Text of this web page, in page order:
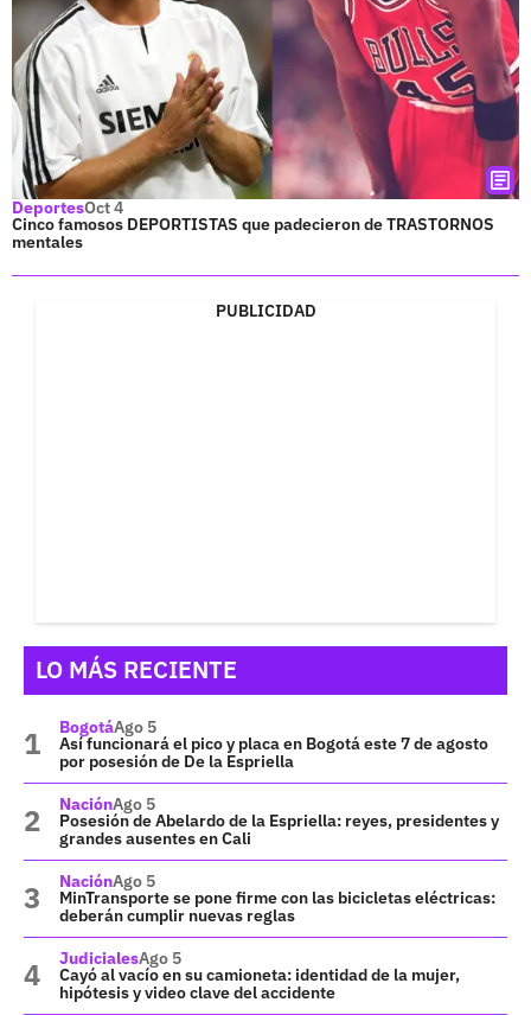
DeportesOct 4
Cinco famosos DEPORTISTAS que padecieron de TRASTORNOS
mentales
PUBLICIDAD
LO MÁS RECIENTE
BogotáAgo 5
Así funcionará el pico y placa en Bogotá este 7 de agosto
por posesión de De la Espriella
NaciónAgo 5
Posesión de Abelardo de la Espriella: reyes, presidentes y
grandes ausentes en Cali
NaciónAgo 5
MinTransporte se pone firme con las bicicletas eléctricas:
deberán cumplir nuevas reglas
JudicialesAgo 5
Cayó al vacío en su camioneta: identidad de la mujer,
hipótesis y video clave del accidente